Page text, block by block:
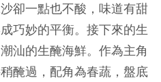
卻一點也不酸，味道有甜
巧妙的平衡。接下來的生
汕的生醃海鮮。作為主角
醃過，配角為春蔬，盤底